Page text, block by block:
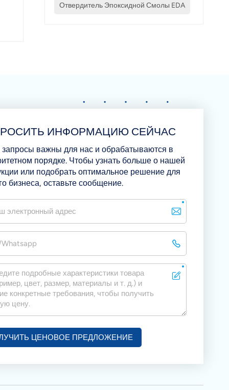
Отвердитель Эпоксидной Смолы EDA
ИНФОРМАЦИЮ СЕЙЧАС
важны для нас и обрабатываются в
порядке. Чтобы узнать больше о нашей
или подобрать оптимальное решение для
бизнеса, оставьте сообщение.
ЦЕНОВОЕ ПРЕДЛОЖЕНИЕ